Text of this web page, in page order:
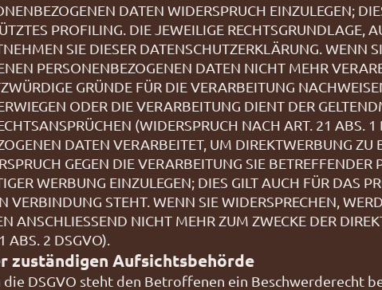
DATEN WIDERSPRUCH EINZULEGEN;
PROFILING. DIE JEWEILIGE RECHTSGRUNDLAGE,
SIE DIESER DATENSCHUTZERKLÄRUNG. WENN
PERSONENBEZOGENEN DATEN NICHT MEHR
GRÜNDE FÜR DIE VERARBEITUNG
ODER DIE VERARBEITUNG DIENT DER
(WIDERSPRUCH NACH ART. 21 ABS. 1
DATEN VERARBEITET, UM DIREKTWERBUNG ZU
GEGEN DIE VERARBEITUNG SIE BETREFFENDER
WERBUNG EINZULEGEN; DIES GILT AUCH FÜR DAS
VERBINDUNG STEHT. WENN SIE WIDERSPRECHEN,
ANSCHLIESSEND NICHT MEHR ZUM ZWECKE DER
ABS. 2 DSGVO).
zuständigen Aufsichts­behörde
DSGVO steht den Betroffenen ein Beschwerderecht